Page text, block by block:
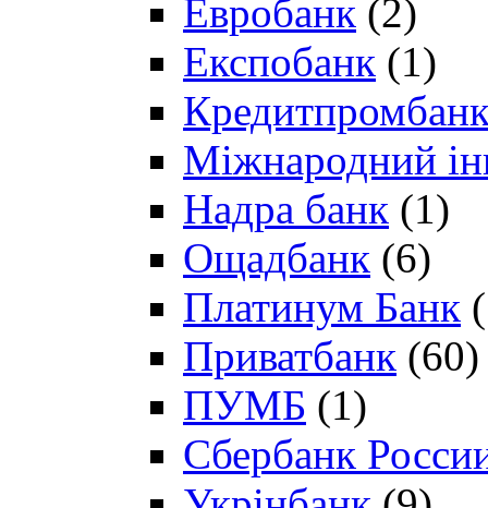
Евробанк (2)
Експобанк (1)
Міжнародний
Надра банк (1)
Ощадбанк (6)
Платинум Банк
Приватбанк (60)
ПУМБ (1)
Сбербанк